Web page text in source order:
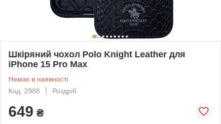
Шкіряний чохол Polo Knight Leather для
iPhone 15 Pro Max
Немає в наявності
Код: 2988
Роздріб
649 ₴